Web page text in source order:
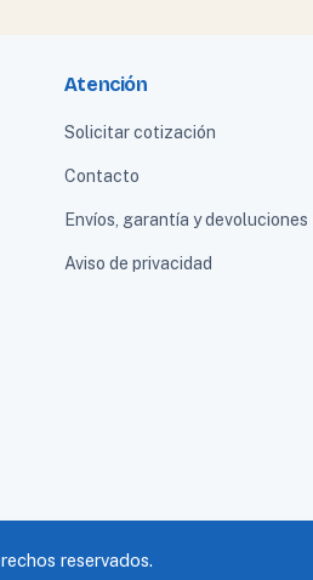
Atención
Solicitar cotización
Contacto
Envíos, garantía y devoluciones
Aviso de privacidad
reservados.